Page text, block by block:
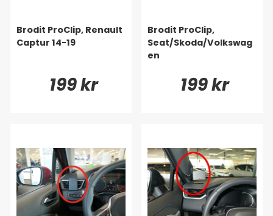
Brodit ProClip, Renault
Captur 14-19
199 kr
Brodit ProClip,
Seat/Skoda/Volkswag
en
199 kr